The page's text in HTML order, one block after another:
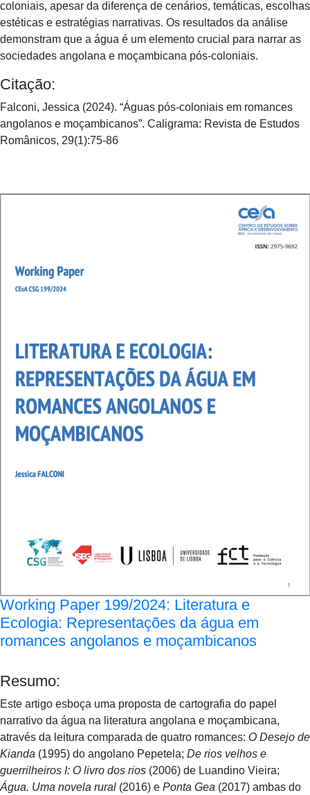
coloniais, apesar da diferença de cenários, temáticas, escolhas
estéticas e estratégias narrativas. Os resultados da análise
demonstram que a água é um elemento crucial para narrar as
sociedades angolana e moçambicana pós-coloniais.
Citação:
Falconi, Jessica (2024). “Águas pós-coloniais em romances
angolanos e moçambicanos”. Caligrama: Revista de Estudos
Românicos, 29(1):75-86
Working Paper 199/2024: Literatura e
Ecologia: Representações da água em
romances angolanos e moçambicanos
Resumo:
Este artigo esboça uma proposta de cartografia do papel
narrativo da água na literatura angolana e moçambicana,
através da leitura comparada de quatro romances: O Desejo de
Kianda (1995) do angolano Pepetela; De rios velhos e
guerrilheiros I: O livro dos rios (2006) de Luandino Vieira;
Água. Uma novela rural (2016) e Ponta Gea (2017) ambas do